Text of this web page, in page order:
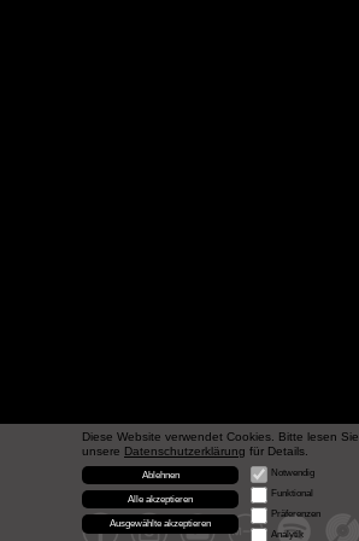
Diese Website verwendet Cookies. Bitte lesen Sie
unsere Datenschutzerklärung für Details.
Ablehnen
Alle akzeptieren
Ausgewählte akzeptieren
Notwendig
Funktional
Präferenzen
Analytik